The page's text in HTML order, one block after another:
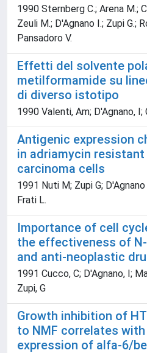
1990 Sternberg C.; Arena M.;
Zeuli M.; D'Agnano I.; Zupi G.;
Pansadoro V.
Effetti del solvente
metilformamide su
di diverso istotipo
1990 Valenti, Am; D'Agnano,
Antigenic expression
in adriamycin resistant
carcinoma cells
1991 Nuti M; Zupi G;
Frati L.
Importance of cell
the effectiveness of
and anti-neoplastic
1991 Cucco, C; D'Agnano, I;
Zupi, G
Growth inhibition of
to NMF correlates
expression of alfa-6/